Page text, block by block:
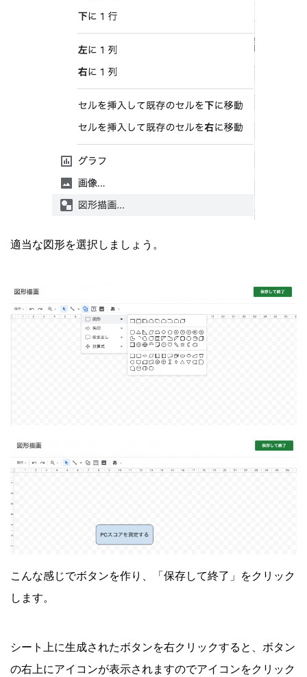
適当な図形を選択しましょう。
こんな感じでボタンを作り、「保存して終了」をクリック
します。
シート上に生成されたボタンを右クリックすると、ボタン
の右上にアイコンが表示されますのでアイコンをクリック